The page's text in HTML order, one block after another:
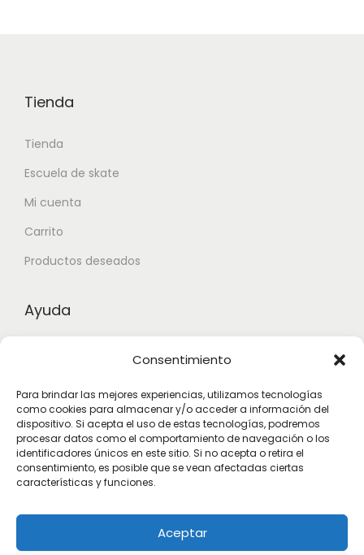
Consentimiento
Para brindar las mejores experiencias, utilizamos tecnologías
como cookies para almacenar y/o acceder a información del
dispositivo. Si acepta el uso de estas tecnologías, podremos
procesar datos como el comportamiento de navegación o los
identificadores únicos en este sitio. Si no acepta o retira el
consentimiento, es posible que se vean afectadas ciertas
características y funciones.
Aceptar
Tienda
Tienda
Escuela de skate
Mi cuenta
Carrito
Productos deseados
Ayuda
Términos y condiciones
Suscribete